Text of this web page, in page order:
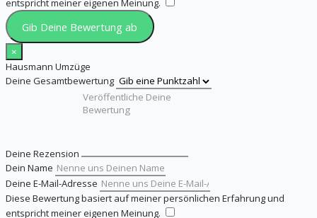
entspricht meiner eigenen Meinung.
Gib Deine Bewertung ab
×
Hausmann Umzüge
Deine Gesamtbewertung
Deine Rezension
Dein Name
Deine E-Mail-Adresse
Diese Bewertung basiert auf meiner persönlichen Erfahrung und
entspricht meiner eigenen Meinung.